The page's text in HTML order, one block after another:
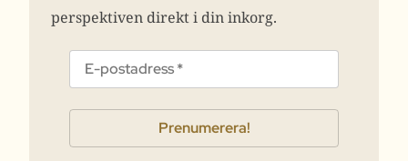
perspektiven direkt i din inkorg.